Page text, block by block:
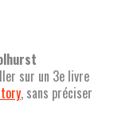
sur un 3e livre
, sans préciser